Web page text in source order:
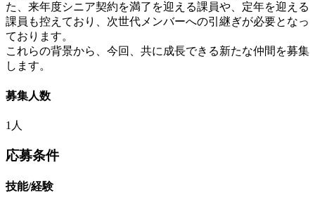
た、来年度シニア契約を満了を迎える課員や、定年を迎える
課員も控えており、次世代メンバーへの引継ぎが必要となっ
ております。
これらの背景から、今回、共に成長できる新たな仲間を募集
します。
募集人数
1人
応募条件
技能/経験